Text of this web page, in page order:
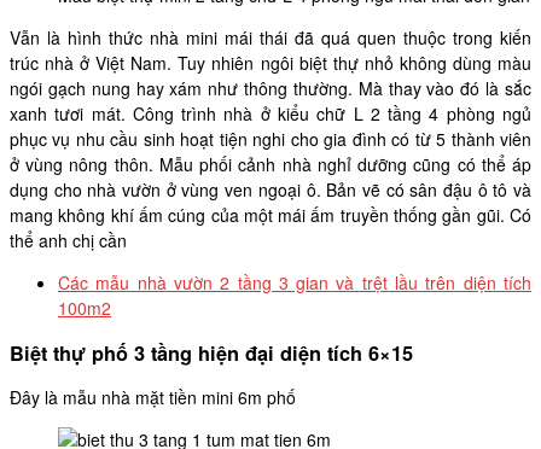
Vẫn là hình thức nhà mini mái thái đã quá quen thuộc trong kiến
trúc nhà ở Việt Nam. Tuy nhiên ngôi biệt thự nhỏ không dùng màu
ngói gạch nung hay xám như thông thường. Mà thay vào đó là sắc
xanh tươi mát. Công trình nhà ở kiểu chữ L 2 tầng 4 phòng ngủ
phục vụ nhu cầu sinh hoạt tiện nghi cho gia đình có từ 5 thành viên
ở vùng nông thôn. Mẫu phối cảnh nhà nghỉ dưỡng cũng có thể áp
dụng cho nhà vườn ở vùng ven ngoại ô. Bản vẽ có sân đậu ô tô và
mang không khí ấm cúng của một mái ấm truyền thống gần gũi. Có
thể anh chị cần
Các mẫu nhà vườn 2 tầng 3 gian và trệt lầu trên diện tích
100m2
Biệt thự phố 3 tầng hiện đại diện tích 6×15
Đây là mẫu nhà mặt tiền mini 6m phố